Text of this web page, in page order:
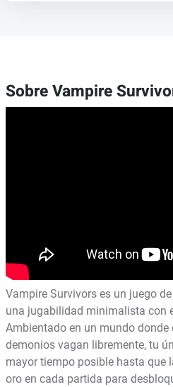
Sobre Vampire
Vampire Survivors es un juego
una jugabilidad minimalista con
Ambientado en un mundo
demonios vagan libremente, tu
mayor tiempo posible hasta que
oro en cada partida para